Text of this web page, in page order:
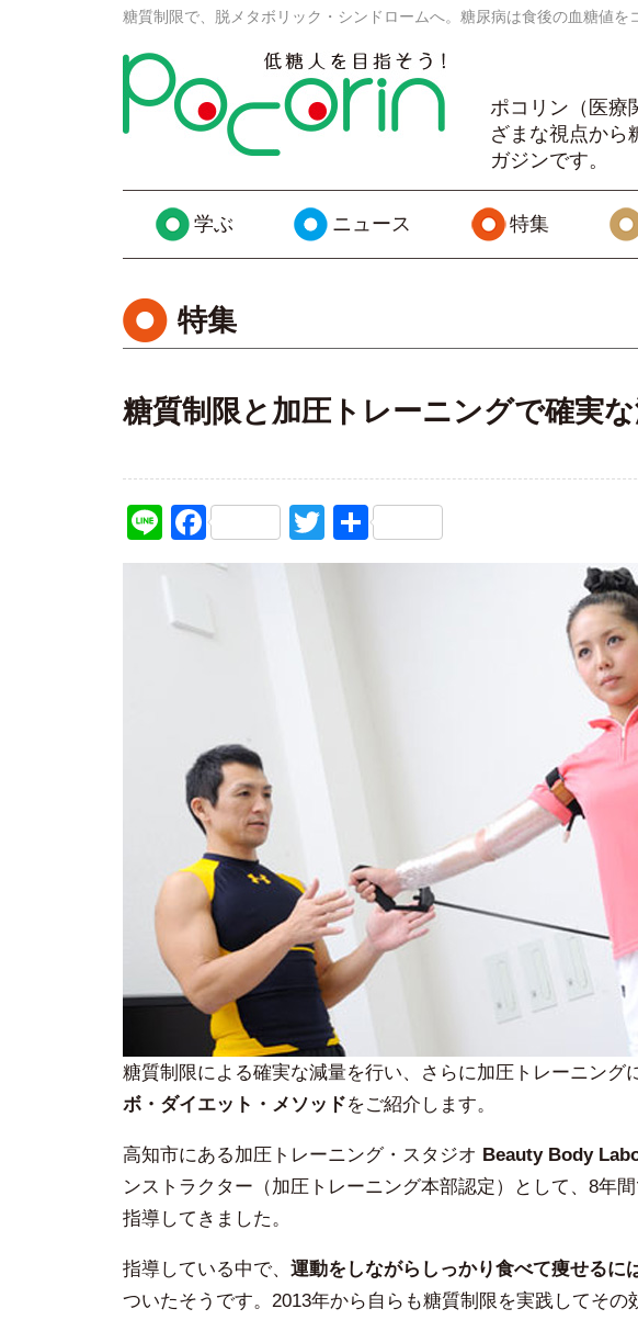
糖質制限で、脱メタボリック・シンドロームへ。糖尿病は食後の血糖値を
ポコリン（医療
ざまな視点から
ガジンです。
学ぶ ニュース 特集
特集
糖質制限と加圧トレーニングで確実
LineFacebookTwitter
共
有
糖質制限による確実な減量を行い、さらに加圧トレーニング
ボ・ダイエット・メソッドをご紹介します。
高知市にある加圧トレーニング・スタジオ Beauty Body
ンストラクター（加圧トレーニング本部認定）として、8年
指導してきました。
指導している中で、 運動をしながらしっかり食べて痩せるに
ついたそうです。2013年から自らも糖質制限を実践してそ